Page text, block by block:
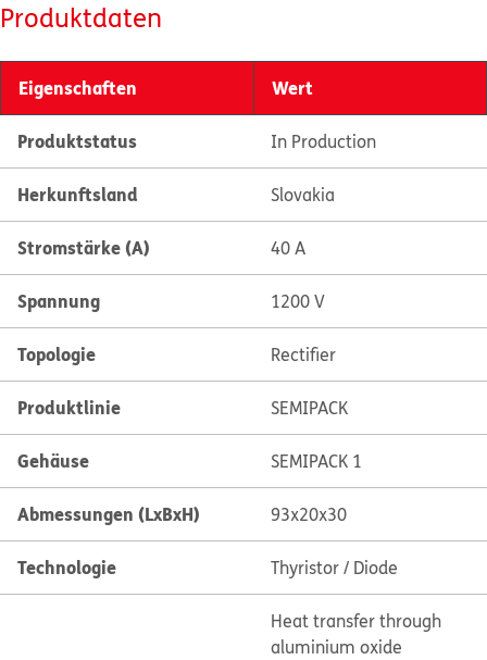
Produktdaten
Eigenschaften Wert
Produktstatus In Production
Herkunftsland Slovakia
Stromstärke (A) 40 A
Spannung 1200 V
Topologie Rectifier
Produktlinie SEMIPACK
Gehäuse SEMIPACK 1
Abmessungen (LxBxH) 93x20x30
Technologie Thyristor / Diode
Heat transfer through
aluminium oxide